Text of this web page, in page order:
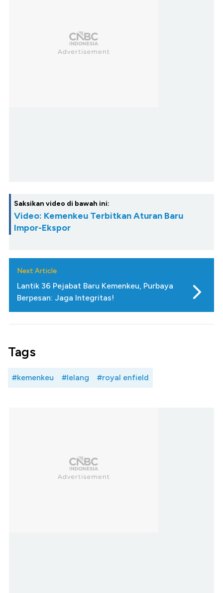
Saksikan video di bawah ini:
Video: Kemenkeu Terbitkan Aturan Baru
Impor-Ekspor
Next Article
Lantik 36 Pejabat Baru Kemenkeu, Purbaya
Berpesan: Jaga Integritas!
Tags
#kemenkeu #lelang #royal enfield